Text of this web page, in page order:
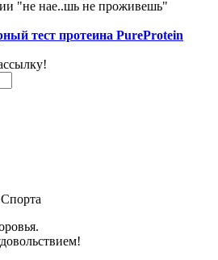
"не нае..шь не проживешь"
тест протеина PureProtein